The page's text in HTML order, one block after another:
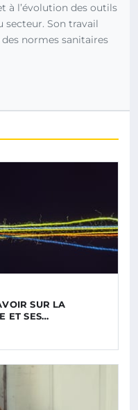
à l’évolution des outils
secteur. Son travail
normes sanitaires
SUR LA
ET SES…